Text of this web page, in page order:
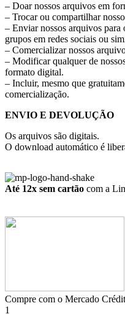
– Doar nossos arquivos em
– Trocar ou compartilhar
– Enviar nossos arquivos
grupos em redes sociais ou
– Comercializar nossos
– Modificar qualquer de
formato digital.
– Incluir, mesmo que
comercialização.
ENVIO E DEVOLUÇÃO
Os arquivos são digitais.
O download automático é
Até 12x sem cartão com a
Compre com o Mercado
1